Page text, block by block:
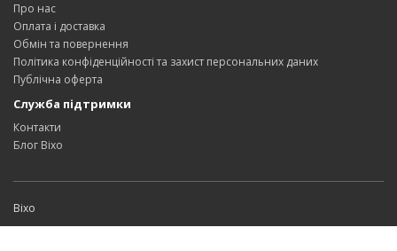
Про нас
Оплата і доставка
Обмін та повернення
Політика конфіденційності та захист персональних даних
Публічна оферта
Служба підтримки
Контакти
Блог Bixo
Bixo